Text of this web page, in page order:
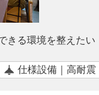
きる環境を整えたい
仕様設備｜高耐震